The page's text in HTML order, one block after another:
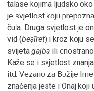
talase kojima ljudsko
je svjetlost koju
čula. Druga svjetlost je
vid (beṣīret) i kroz koju
svijeta gajba ili
Kaže se i svjetlost
itd. Vezano za Božije Ime
značenja jeste i Onaj koji